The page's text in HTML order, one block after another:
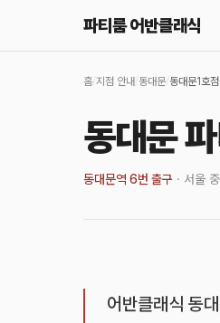
파티룸 어반클래식
홈/ 지점 안내 동대문 동대문1호점
동대문
동대문역 6번 출구 · 서울
어반클래식 동